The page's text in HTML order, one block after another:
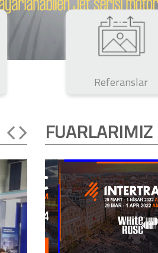
Referanslar
FUARLARIMIZ